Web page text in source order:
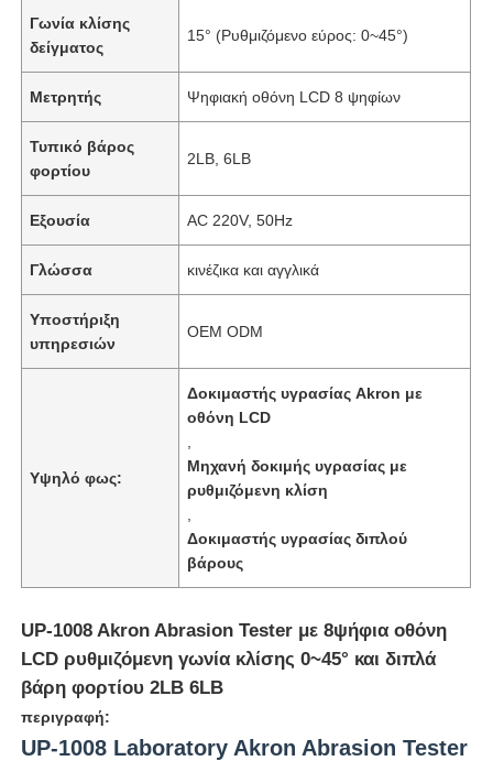
Γωνία κλίσης
δείγματος
15° (Ρυθμιζόμενο εύρος: 0~45°)
Μετρητής Ψηφιακή οθόνη LCD 8 ψηφίων
Τυπικό βάρος
φορτίου
2LB, 6LB
Εξουσία AC 220V, 50Hz
Γλώσσα κινέζικα και αγγλικά
Υποστήριξη
υπηρεσιών
OEM ODM
Υψηλό φως:
Δοκιμαστής υγρασίας Akron με
οθόνη LCD
Μηχανή δοκιμής υγρασίας με
ρυθμιζόμενη κλίση
Δοκιμαστής υγρασίας διπλού
βάρους
UP-1008 Akron Abrasion Tester με 8ψήφια οθόνη
LCD ρυθμιζόμενη γωνία κλίσης 0~45° και διπλά
βάρη φορτίου 2LB 6LB
περιγραφή:
UP-1008 Laboratory Akron Abrasion Tester